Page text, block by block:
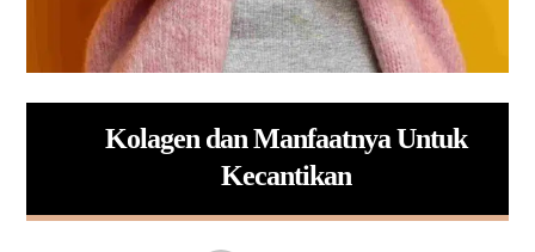
Kolagen dan Manfaatnya Untuk
Kecantikan